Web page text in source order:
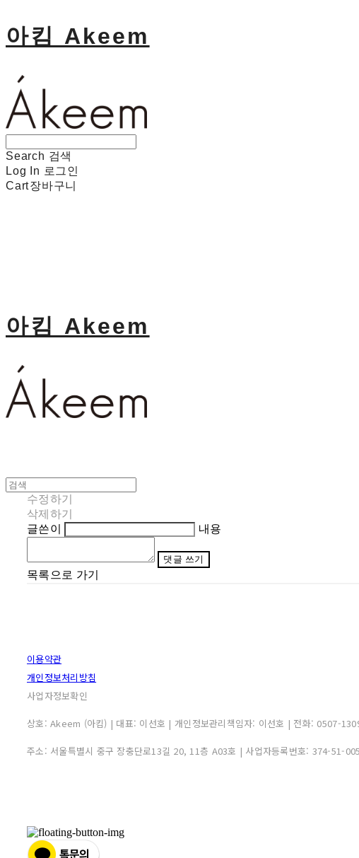
아킴 Akeem
Search 검색
Log In 로그인
Cart장바구니
아킴 Akeem
수정하기
삭제하기
글쓴이
내용
댓글 쓰기
목록으로 가기
이용약관
개인정보처리방침
사업자정보확인
상호: Akeem (아킴) | 대표: 이선호 | 개인정보관리책임자: 이선호 | 전화: 0507-
주소: 서울특별시 중구 장충단로13길 20, 11층 A03호 | 사업자등록번호: 374-51-